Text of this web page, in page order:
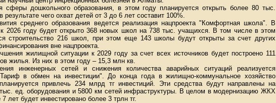
сферы дошкольного образования, в этом году планируется открыть более 80 тыс.
результате чего охват детей от 3 до 6 лет составит 100%.
среднего образования ведется реализация нацпроекта "Комфортная школа". В
к 2026 году будет открыто 368 новых школ на 738 тыс. учащихся. В том числе в этом
строительство 216 школ, при этом еще 143 школы будут открыты за счет других
вне нацпроекта.
жилищной ситуации к 2029 году за счет всех источников будет построено 111
жилья. Из них в этом году – 15,3 млн кв.
инженерных сетей и снижения количества аварийных ситуаций реализуется
в обмен на инвестиции". До конца года в жилищно-коммунальное хозяйство
привлечь 234 млрд тг инвестиций. Эти средства будут направлены на
ед. оборудования и 5800 км сетей инфраструктуры. В целом в модернизацию ЖКХ
лет будет инвестировано более 3 трлн тг.